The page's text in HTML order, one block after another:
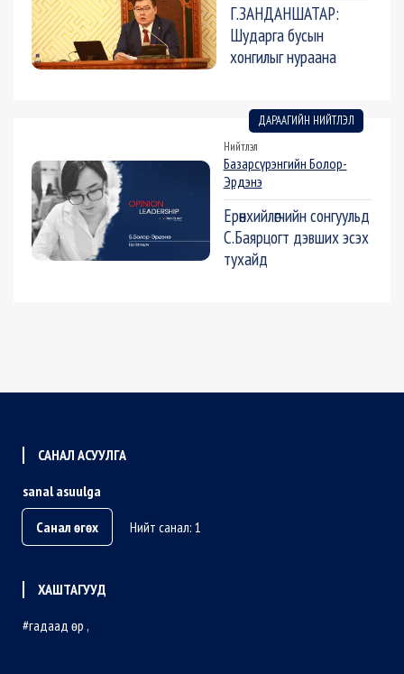
Г.ЗАНДАНШАТАР:
Шударга бусын
хонгилыг нураана
ДАРААГИЙН НИЙТЛЭЛ
Нийтлэл
Базарсүрэнгийн Болор-
Эрдэнэ
Ерөнхийлөгчийн сонгуульд
С.Баярцогт дэвших эсэх
тухайд
САНАЛ АСУУЛГА
sanal asuulga
Санал өгөх
Нийт санал: 1
ХАШТАГУУД
гадаад өр